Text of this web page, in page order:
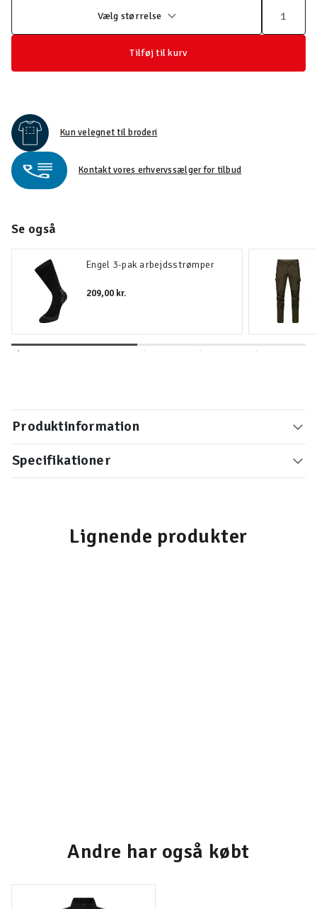
Vælg størrelse
Tilføj til kurv
Kun velegnet til broderi
Kontakt vores erhvervssælger for tilbud
Se også
Engel 3-pak arbejdsstrømper
209,00 kr.
Produktinformation
Specifikationer
Lignende produkter
Andre har også købt